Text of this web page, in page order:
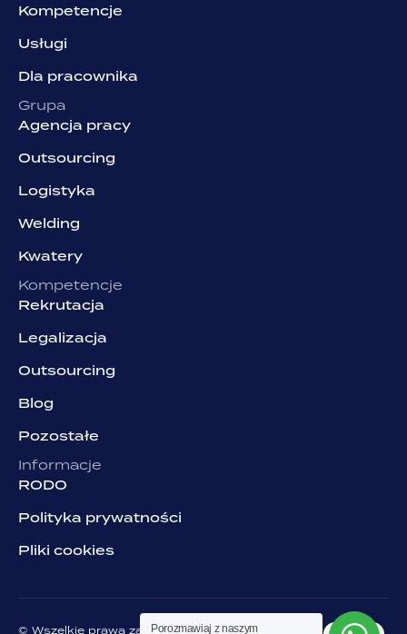
Kompetencje
Usługi
Dla pracownika
Grupa
Agencja pracy
Outsourcing
Logistyka
Welding
Kwatery
Kompetencje
Rekrutacja
Legalizacja
Outsourcing
Blog
Pozostałe
Informacje
RODO
Polityka prywatności
Pliki cookies
© Wszelkie prawa zastrzeżone. Grupa NJOB
Porozmawiaj z naszym